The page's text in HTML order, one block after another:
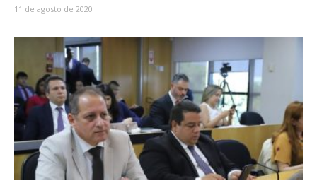
11 de agosto de 2020